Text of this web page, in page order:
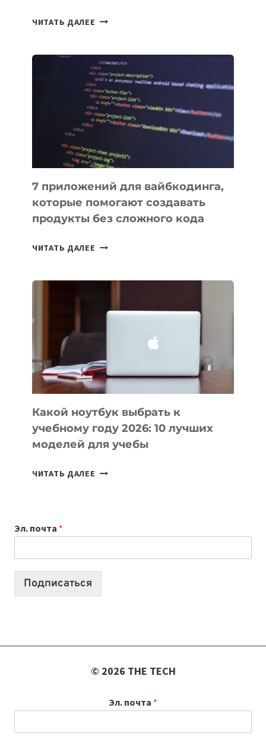
ЧИТАТЬ ДАЛЕЕ ТАСК-
ПОЛЕЗНЫХ
ИНСТРУМЕНТОВ
ДЛЯ
РАБОТЫ
7 приложений для вайбкодинга,
которые помогают создавать
продукты без сложного кода
ЧИТАТЬ ДАЛЕЕ
ПОМОГАЮТ
СОЗДАВАТЬ
БЕЗ
СЛОЖНОГО
КОДА
Какой ноутбук выбрать к
учебному году 2026: 10 лучших
моделей для учебы
ЧИТАТЬ ДАЛЕЕ КАКОЙ
2026:
10
Эл. почта *
Подписаться
© 2026 THE TECH
Эл. почта *